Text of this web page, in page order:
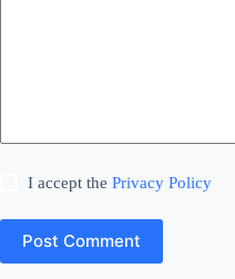
I accept thePrivacy Policy
Post Comment